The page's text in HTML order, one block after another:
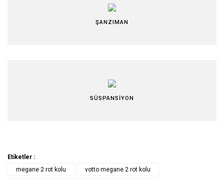
ŞANZIMAN
SÜSPANSİYON
Etiketler :
megane 2 rot kolu
votto megane 2 rot kolu